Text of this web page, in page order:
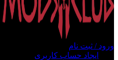
ورود / ثبت نام
ایجاد حساب کاربری